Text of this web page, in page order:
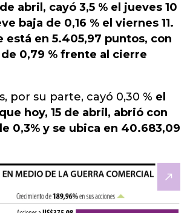
abril, cayó 3,5 % el jueves 10
baja de 0,16 % el viernes 11.
está en 5.405,97 puntos, con
0,79 % frente al cierre
por su parte, cayó 0,30 % el
hoy, 15 de abril, abrió con
0,3% y se ubica en 40.683,09